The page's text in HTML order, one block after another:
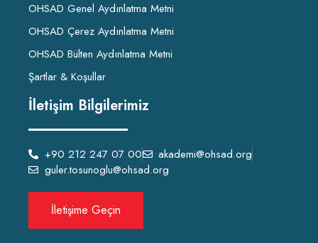
OHSAD Genel Aydınlatma Metni
OHSAD Çerez Aydınlatma Metni
OHSAD Bülten Aydınlatma Metni
Şartlar & Koşullar
İletişim Bilgilerimiz
+90 212 247 07 00
akademi@ohsad.org
guler.tosunoglu@ohsad.org
İletişime Geçin